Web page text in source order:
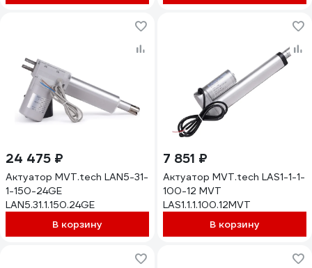
24 475 ₽
Актуатор MVT.tech LAN5-31-
1-150-24GE
LAN5.31.1.150.24GE
В корзину
7 851 ₽
Актуатор MVT.tech LAS1-1-1-
100-12 MVT
LAS1.1.1.100.12MVT
В корзину